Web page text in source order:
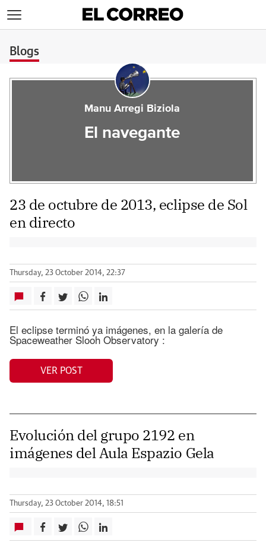
Blogs
Manu Arregi Biziola
El navegante
23 de octubre de 2013, eclipse de Sol
en directo
Thursday, 23 October 2014, 22:37
El eclipse terminó ya imágenes, en la galería de
Spaceweather Slooh Observatory :
VER POST
Evolución del grupo 2192 en
imágenes del Aula Espazio Gela
Thursday, 23 October 2014, 18:51